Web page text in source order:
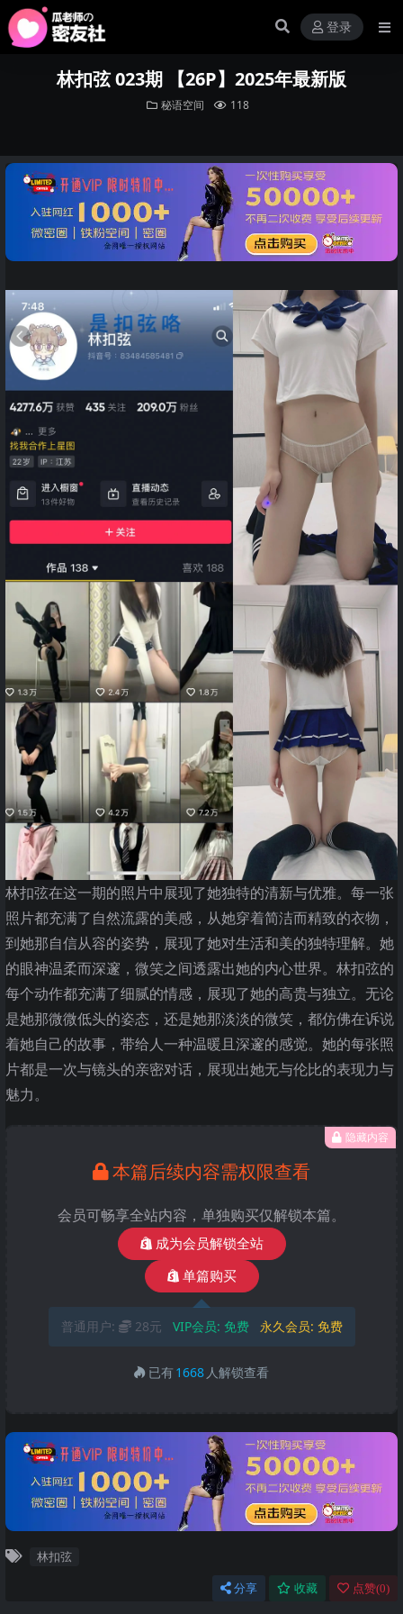
登录
林扣弦 023期 【26P】2025年最新版
秘语空间 118
林扣弦在这一期的照片中展现了她独特的清新与优雅。每一张
照片都充满了自然流露的美感，从她穿着简洁而精致的衣物，
到她那自信从容的姿势，展现了她对生活和美的独特理解。她
的眼神温柔而深邃，微笑之间透露出她的内心世界。林扣弦的
每个动作都充满了细腻的情感，展现了她的高贵与独立。无论
是她那微微低头的姿态，还是她那淡淡的微笑，都仿佛在诉说
着她自己的故事，带给人一种温暖且深邃的感觉。她的每张照
片都是一次与镜头的亲密对话，展现出她无与伦比的表现力与
魅力。
隐藏内容
本篇后续内容需权限查看
会员可畅享全站内容，单独购买仅解锁本篇。
成为会员解锁全站
单篇购买
普通用户: 28元 VIP会员: 免费 永久会员: 免费
已有1668 人解锁查看
林扣弦
分享 收藏 点赞(0)